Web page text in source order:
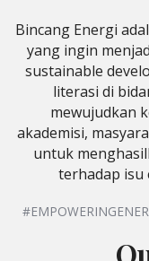
Bincang Energi
yang ingin
sustainable
literasi di
mewujudkan
akademisi,
untuk
terhadap isu